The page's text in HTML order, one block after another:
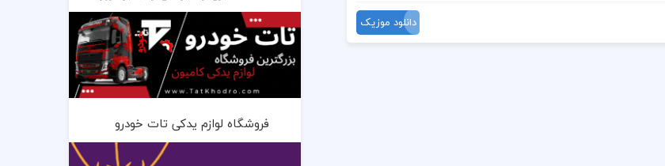
دانلود موزیک
فروشگاه لوازم یدکی تات خودرو